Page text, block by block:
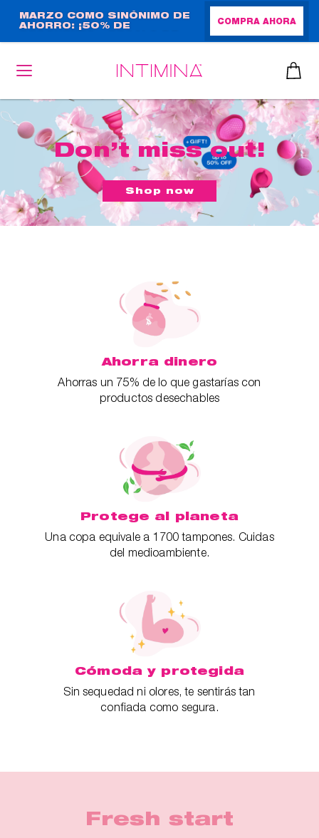
contenido
principal
MARZO COMO SINÓNIMO DE
AHORRO: ¡50% DE
TAMAÑO NORMAL!
COMPRA AHORA
Don’t miss out!
Shop now
Ahorra dinero
Ahorras un 75% de lo que gastarías con
productos desechables
Protege al planeta
Una copa equivale a 1700 tampones. Cuidas
del medioambiente.
Cómoda y protegida
Sin sequedad ni olores, te sentirás tan
confiada como segura.
Fresh start